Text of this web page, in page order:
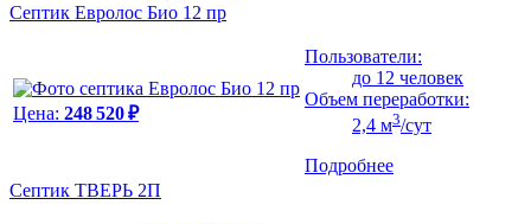
Септик Евролос Био 12 пр
Цена: 248 520 ₽
Пользователи:
до 12 человек
Объем переработки:
2,4 м3/сут
Подробнее
Септик ТВЕРЬ 2П